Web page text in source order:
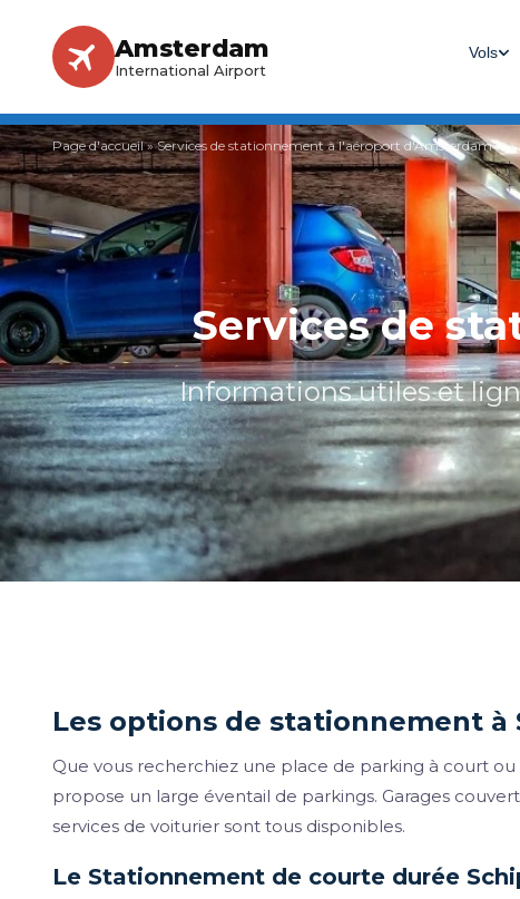
Amsterdam
International Airport
Vols
Page d'accueil»Services de stationnement à l'aéroport d'Amsterdam
Services de
Informations utiles et
Les options de stationnement à
Que vous recherchiez une place de parking à court
propose un large éventail de parkings. Garages
services de voiturier sont tous disponibles.
Le Stationnement de courte durée